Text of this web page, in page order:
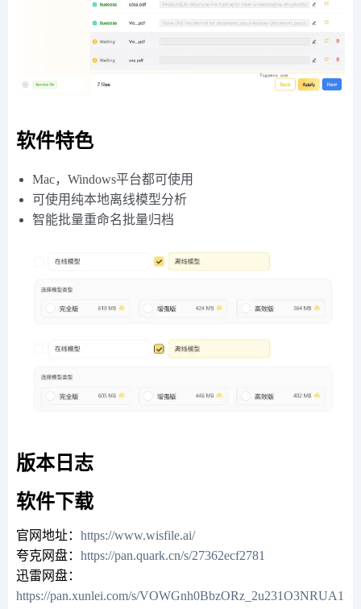
软件特色
Mac，Windows平台都可使用
可使用纯本地离线模型分析
智能批量重命名批量归档
版本日志
软件下载
官网地址： https://www.wisfile.ai/
夸克网盘： https://pan.quark.cn/s/27362ecf2781
迅雷网盘：
https://pan.xunlei.com/s/VOWGnh0BbzORz_2u231O3NRUA1?